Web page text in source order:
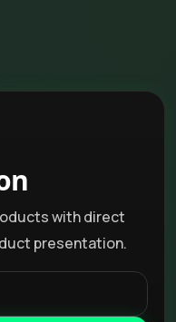
with direct
presentation.